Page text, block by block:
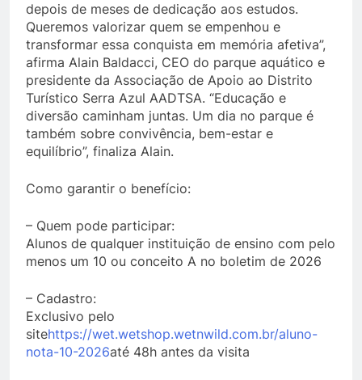
depois de meses de dedicação aos estudos.
Queremos valorizar quem se empenhou e
transformar essa conquista em memória afetiva”,
afirma Alain Baldacci, CEO do parque aquático e
presidente da Associação de Apoio ao Distrito
Turístico Serra Azul AADTSA. “Educação e
diversão caminham juntas. Um dia no parque é
também sobre convivência, bem-estar e
equilíbrio”, finaliza Alain.
Como garantir o benefício:
– Quem pode participar:
Alunos de qualquer instituição de ensino com pelo
menos um 10 ou conceito A no boletim de 2026
– Cadastro:
Exclusivo pelo
sitehttps://wet.wetshop.wetnwild.com.br/aluno-
nota-10-2026até 48h antes da visita